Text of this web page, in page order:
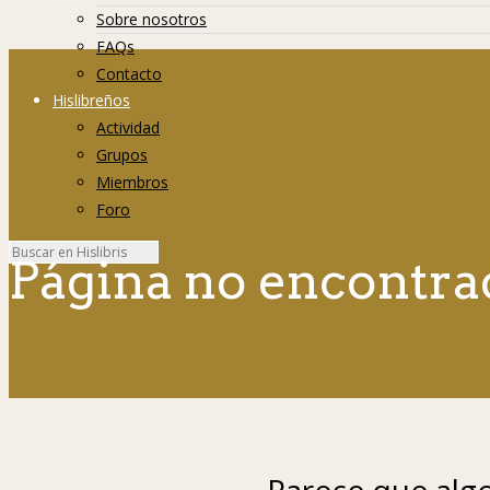
Sobre nosotros
FAQs
Contacto
Hislibreños
Actividad
Grupos
Miembros
Foro
Página no